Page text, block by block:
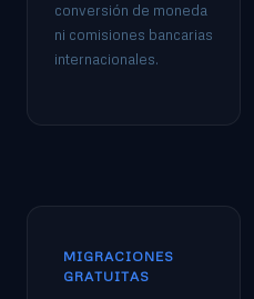
conversión de moneda
ni comisiones bancarias
internacionales.
MIGRACIONES
GRATUITAS